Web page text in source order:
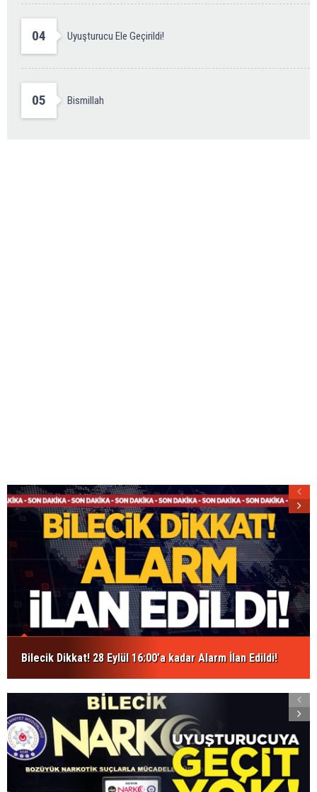
04 Uyuşturucu Ele Geçirildi!
05 Bismillah
Bilecik Dikkat! 28 Eylül 16:00’a kadar Alarm İlan Edildi!